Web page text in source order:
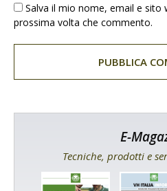
Salva il mio nome, email e sito
prossima volta che commento.
E-
Tecniche, prodotti e